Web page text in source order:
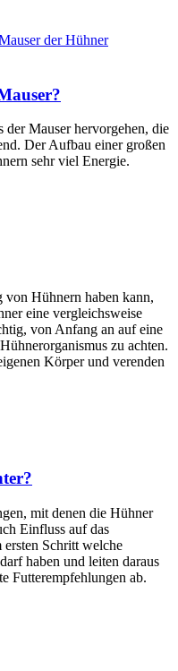
Mauser hervorgehen, die
Der Aufbau einer großen
sehr viel Energie.
von Hühnern haben kann,
eine vergleichsweise
von Anfang an auf eine
zu achten.
Körper und verenden
mit denen die Hühner
Einfluss auf das
Schritt welche
haben und leiten daraus
Futterempfehlungen ab.